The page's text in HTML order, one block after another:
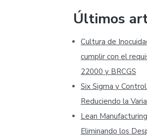
Últimos
Cultura de
cumplir con el
22000 y BRCGS
Six Sigma y
Reduciendo la
Lean
Eliminando los